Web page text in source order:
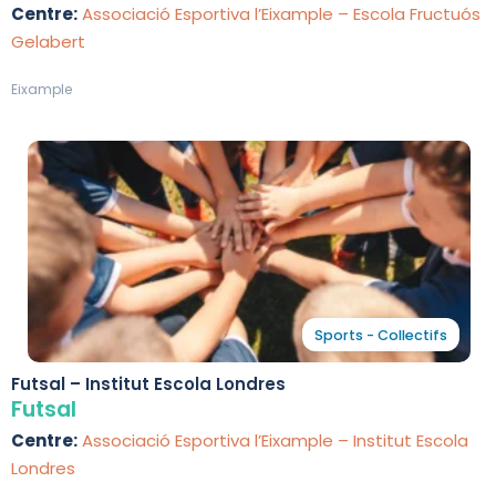
Centre:Associació Esportiva l’Eixample – Escola Fructuós
Gelabert
Eixample
Sports - Collectifs
Futsal – Institut Escola Londres
Futsal
Centre:Associació Esportiva l’Eixample – Institut Escola
Londres